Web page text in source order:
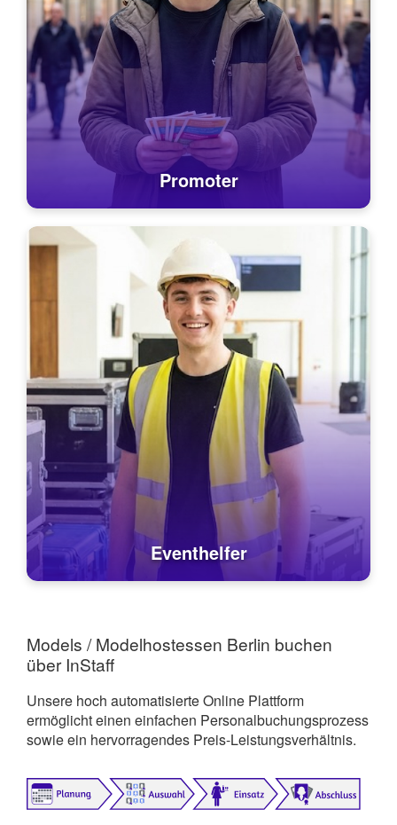
Promoter
Eventhelfer
Models / Modelhostessen Berlin buchen
über InStaff
Unsere hoch automatisierte Online Plattform
ermöglicht einen einfachen Personalbuchungsprozess
sowie ein hervorragendes Preis-Leistungsverhältnis.